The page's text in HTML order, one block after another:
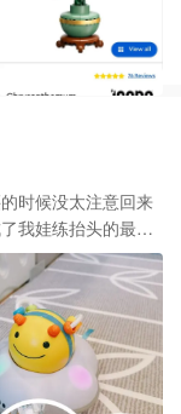
摆件的lego必须推
时候没太注意回来
我娃练抬头的最爱
头可
以选自由行模式，